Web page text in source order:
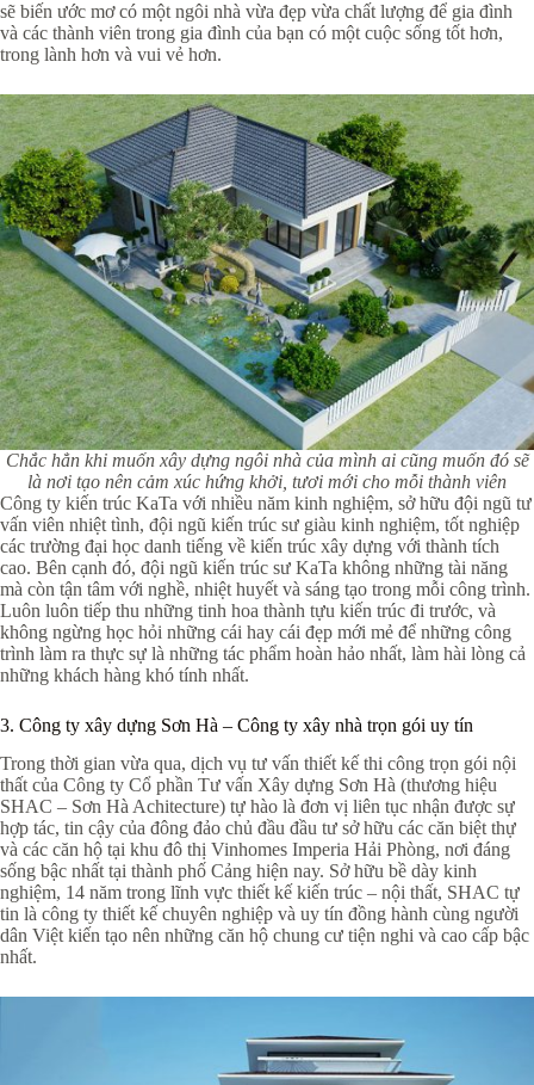
sẽ biến ước mơ có một ngôi nhà vừa đẹp vừa chất lượng để gia đình
và các thành viên trong gia đình của bạn có một cuộc sống tốt hơn,
trong lành hơn và vui vẻ hơn.
Chắc hẳn khi muốn xây dựng ngôi nhà của mình ai cũng muốn đó sẽ
là nơi tạo nên cảm xúc hứng khởi, tươi mới cho mỗi thành viên
Công ty kiến trúc KaTa với nhiều năm kinh nghiệm, sở hữu đội ngũ tư
vấn viên nhiệt tình, đội ngũ kiến trúc sư giàu kinh nghiệm, tốt nghiệp
các trường đại học danh tiếng về kiến trúc xây dựng với thành tích
cao. Bên cạnh đó, đội ngũ kiến trúc sư KaTa không những tài năng
mà còn tận tâm với nghề, nhiệt huyết và sáng tạo trong mỗi công trình.
Luôn luôn tiếp thu những tinh hoa thành tựu kiến trúc đi trước, và
không ngừng học hỏi những cái hay cái đẹp mới mẻ để những công
trình làm ra thực sự là những tác phẩm hoàn hảo nhất, làm hài lòng cả
những khách hàng khó tính nhất.
3. Công ty xây dựng Sơn Hà – Công ty xây nhà trọn gói uy tín
Trong thời gian vừa qua, dịch vụ tư vấn thiết kế thi công trọn gói nội
thất của Công ty Cổ phần Tư vấn Xây dựng Sơn Hà (thương hiệu
SHAC – Sơn Hà Achitecture) tự hào là đơn vị liên tục nhận được sự
hợp tác, tin cậy của đông đảo chủ đầu đầu tư sở hữu các căn biệt thự
và các căn hộ tại khu đô thị Vinhomes Imperia Hải Phòng, nơi đáng
sống bậc nhất tại thành phố Cảng hiện nay. Sở hữu bề dày kinh
nghiệm, 14 năm trong lĩnh vực thiết kế kiến trúc – nội thất, SHAC tự
tin là công ty thiết kế chuyên nghiệp và uy tín đồng hành cùng người
dân Việt kiến tạo nên những căn hộ chung cư tiện nghi và cao cấp bậc
nhất.